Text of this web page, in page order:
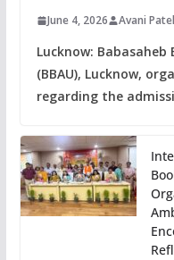
June 4, 2026 Avani Patel
Lucknow:
(BBAU), Lucknow,
regarding the